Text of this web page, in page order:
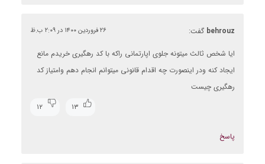
behrouz گفت: ۲۶ فروردین ۱۴۰۰ در ۲:۰۹ ب.ظ
ایا شخص ثالث میتونه جلوی اپارتمانی راکه با کد رهگیری خریدم مانع
ایجاد کنه ودر اینصورت چه اقدام قانونی میتوانم انجام دهم وامتیاز کد
رهگیری چیست
۱۳
۱۲
پاسخ